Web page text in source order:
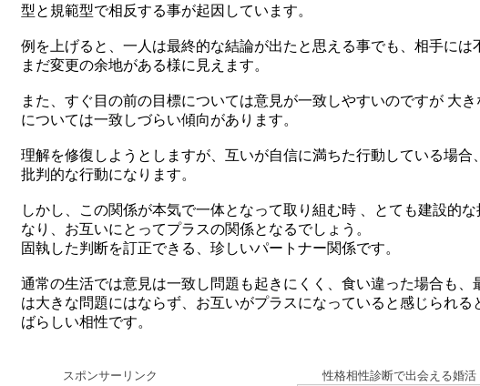
型と規範型で相反する事が起因しています。
例を上げると、一人は最終的な結論が出たと思える事でも、相手には
まだ変更の余地がある様に見えます。
また、すぐ目の前の目標については意見が一致しやすいのですが 大き
については一致しづらい傾向があります。
理解を修復しようとしますが、互いが自信に満ちた行動している場合
批判的な行動になります。
しかし、この関係が本気で一体となって取り組む時 、とても建設的な
なり、お互いにとってプラスの関係となるでしょう。
固執した判断を訂正できる、珍しいパートナー関係です。
通常の生活では意見は一致し問題も起きにくく、食い違った場合も、
は大きな問題にはならず、お互いがプラスになっていると感じられる
ばらしい相性です。
スポンサーリンク 性格相性診断で出会える婚活